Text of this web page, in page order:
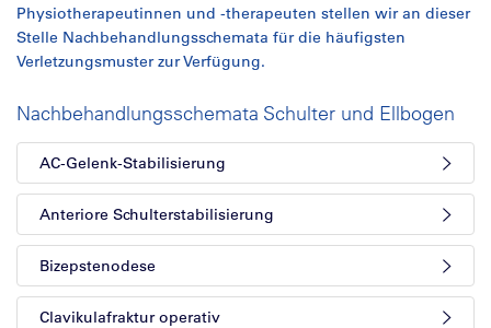
Physiotherapeutinnen und -therapeuten stellen wir an dieser
Stelle Nachbehandlungsschemata für die häufigsten
Verletzungsmuster zur Verfügung.
Nachbehandlungsschemata Schulter und Ellbogen
AC-Gelenk-Stabilisierung
Anteriore Schulterstabilisierung
Bizepstenodese
Clavikulafraktur operativ